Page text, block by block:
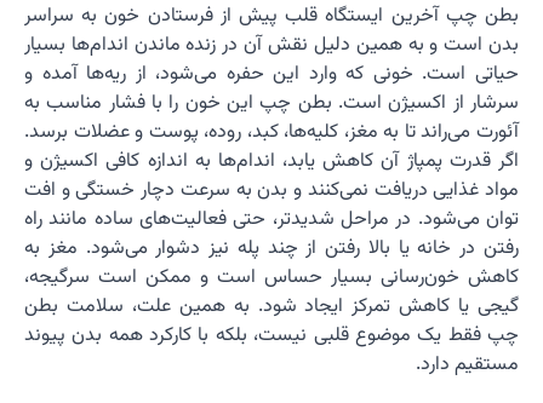
بطن چپ آخرین ایستگاه قلب پیش از فرستادن خون به سراسر
بدن است و به همین دلیل نقش آن در زنده ماندن اندام‌ها بسیار
حیاتی است. خونی که وارد این حفره می‌شود، از ریه‌ها آمده و
سرشار از اکسیژن است. بطن چپ این خون را با فشار مناسب به
آئورت می‌راند تا به مغز، کلیه‌ها، کبد، روده، پوست و عضلات برسد.
اگر قدرت پمپاژ آن کاهش یابد، اندام‌ها به اندازه کافی اکسیژن و
مواد غذایی دریافت نمی‌کنند و بدن به سرعت دچار خستگی و افت
توان می‌شود. در مراحل شدیدتر، حتی فعالیت‌های ساده مانند راه
رفتن در خانه یا بالا رفتن از چند پله نیز دشوار می‌شود. مغز به
کاهش خون‌رسانی بسیار حساس است و ممکن است سرگیجه،
گیجی یا کاهش تمرکز ایجاد شود. به همین علت، سلامت بطن
چپ فقط یک موضوع قلبی نیست، بلکه با کارکرد همه بدن پیوند
مستقیم دارد.